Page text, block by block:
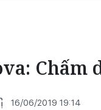
16/06/2019 19:14